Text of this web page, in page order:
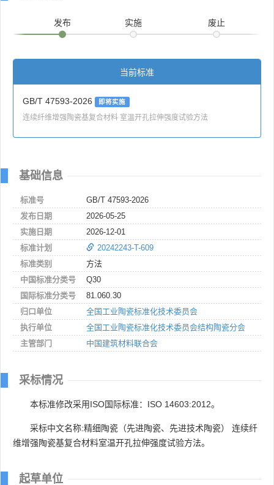
发布 实施 废止
当前标准
GB/T 47593-2026 即将实施
连续纤维增强陶瓷基复合材料 室温开孔拉伸强度试验方法
基础信息
标准号
GB/T 47593-2026
发布日期
2026-05-25
实施日期
2026-12-01
标准计划
20242243-T-609
标准类别
方法
中国标准分类号
Q30
国际标准分类号
81.060.30
归口单位
全国工业陶瓷标准化技术委员会
执行单位
全国工业陶瓷标准化技术委员会结构陶瓷分会
主管部门
中国建筑材料联合会
采标情况
本标准修改采用ISO国际标准：ISO 14603:2012。
采标中文名称:精细陶瓷（先进陶瓷、先进技术陶瓷） 连续纤
维增强陶瓷基复合材料室温开孔拉伸强度试验方法。
起草单位